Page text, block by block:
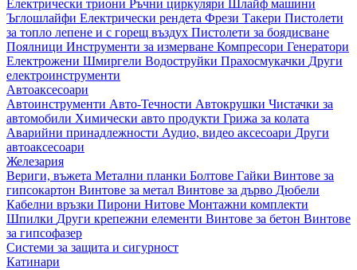
Електрически триони Ръчни циркуляри
Шлайф машини
Ъглошлайфи Електрически рендета Фрези Такери Пистолети
за топло лепене и с горещ въздух Пистолети за боядисване
Поялници Инструменти за измерване Компресори Генератори
Електрожени Шмиргели Водоструйки Прахосмукачки Други
електроинструменти
Автоаксесоари
Автоинструменти Авто-Течности Автокрушки Чистачки за
автомобили Химически авто продукти Грижа за колата
Аварийни принадлежности Аудио, видео аксесоари Други
автоаксесоари
Железария
Вериги, въжета Метални планки Болтове Гайки Винтове за
гипсокартон Винтове за метал Винтове за дърво Дюбели
Кабелни връзки Пирони Нитове Монтажни комплекти
Шпилки Други крепежни елементи Винтове за бетон Винтове
за гипсофазер
Системи за защита и сигурност
Катинари